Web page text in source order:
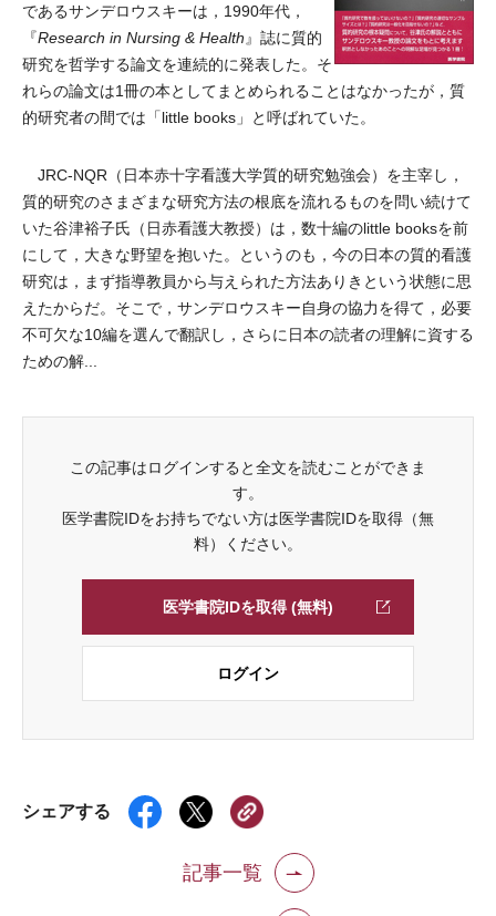
であるサンデロウスキーは，1990年代，
『Research in Nursing & Health 』誌に質的
研究を哲学する論文を連続的に発表した。そ
れらの論文は1冊の本としてまとめられることはなかったが，質
的研究者の間では「little books」と呼ばれていた。
JRC-NQR（日本赤十字看護大学質的研究勉強会）を主宰し，
質的研究のさまざまな研究方法の根底を流れるものを問い続けて
いた谷津裕子氏（日赤看護大教授）は，数十編のlittle booksを前
にして，大きな野望を抱いた。というのも，今の日本の質的看護
研究は，まず指導教員から与えられた方法ありきという状態に思
えたからだ。そこで，サンデロウスキー自身の協力を得て，必要
不可欠な10編を選んで翻訳し，さらに日本の読者の理解に資する
ための解...
この記事はログインすると全文を読むことができま
す。
医学書院IDをお持ちでない方は医学書院IDを取得（無
料）ください。
医学書院IDを取得 (無料)
ログイン
シェアする
記事一覧